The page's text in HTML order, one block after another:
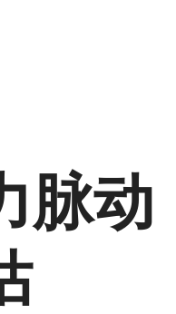
脉动